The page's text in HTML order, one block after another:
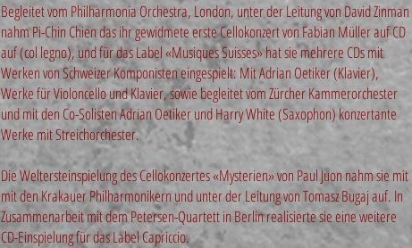
Begleitet vom Philharmonia Orchestra, London, unter der Leitung von David Zinman
nahm Pi-Chin Chien das ihr gewidmete erste Cellokonzert von Fabian Müller auf CD
auf (col legno), und für das Label «Musiques Suisses» hat sie mehrere CDs mit
Werken von Schweizer Komponisten eingespielt: Mit Adrian Oetiker (Klavier),
Werke für Violoncello und Klavier, sowie begleitet vom Zürcher Kammerorchester
und mit den Co-Solisten Adrian Oetiker und Harry White (Saxophon) konzertante
Werke mit Streichorchester.
Die Weltersteinspielung des Cellokonzertes «Mysterien» von Paul Juon nahm sie mit
mit den Krakauer Philharmonikern und unter der Leitung von Tomasz Bugaj auf. In
Zusammenarbeit mit dem Petersen-Quartett in Berlin realisierte sie eine weitere
CD-Einspielung für das Label Capriccio.